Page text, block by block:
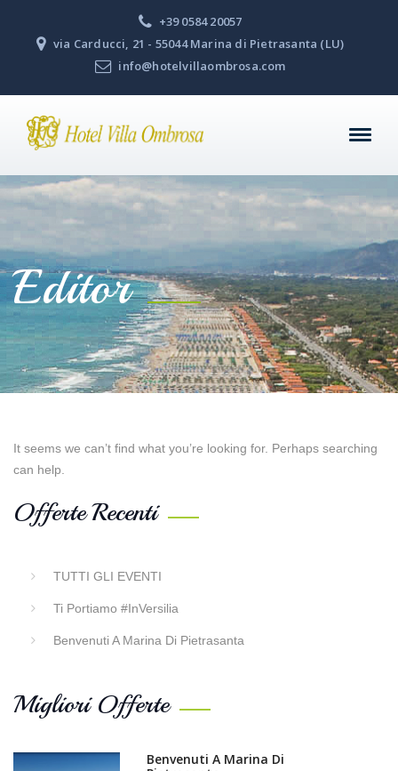
+39 0584 20057
via Carducci, 21 - 55044 Marina di Pietrasanta (LU)
info@hotelvillaombrosa.com
Editor
It seems we can’t find what you’re looking for. Perhaps searching
can help.
Offerte Recenti
TUTTI GLI EVENTI
Ti Portiamo #InVersilia
Benvenuti A Marina Di Pietrasanta
Migliori Offerte
Benvenuti A Marina Di